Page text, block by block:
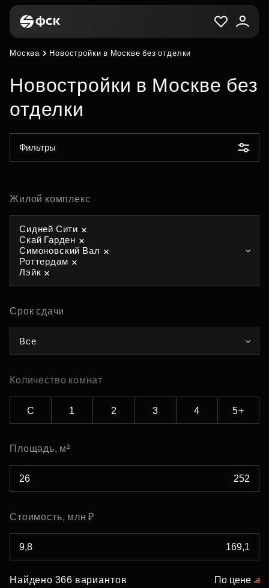
Москва Новостройки в Москве без отделки
Новостройки в Москве без
отделки
Фильтры
Жилой комплекс
Сидней Сити
Скай Гарден
Симоновский Вал
Роттердам
Лэйк
Срок сдачи
Все
Количество комнат
С 1 2 3 4 5+
Площадь, м²
Стоимость, млн ₽
Найдено 366 вариантов По цене